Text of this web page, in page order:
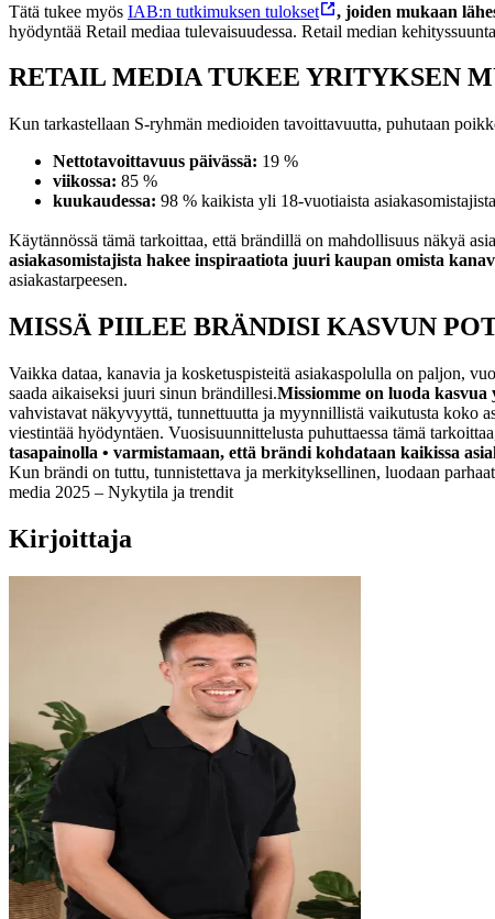
Tätä tukee myös IAB:n tutkimuksen tulokset , joiden mukaan
hyödyntää Retail mediaa tulevaisuudessa. Retail median
RETAIL MEDIA TUKEE YRITYKSEN
Kun tarkastellaan S-ryhmän medioiden tavoittavuutta, puhutaan
Nettotavoittavuus päivässä: 19 %
viikossa: 85 %
kuukaudessa: 98 % kaikista yli 18-vuotiaista
Käytännössä tämä tarkoittaa, että brändillä on mahdollisuus näkyä
asiakasomistajista hakee inspiraatiota juuri kaupan omista
asiakastarpeesen.
MISSÄ PIILEE BRÄNDISI KASVUN
Vaikka dataa, kanavia ja kosketuspisteitä asiakaspolulla on paljon,
saada aikaiseksi juuri sinun brändillesi.Missiomme on luoda
vahvistavat näkyvyyttä, tunnettuutta ja myynnillistä vaikutusta koko
viestintää hyödyntäen. Vuosisuunnittelusta puhuttaessa tämä
tasapainolla • varmistamaan, että brändi kohdataan kaikissa
Kun brändi on tuttu, tunnistettava ja merkityksellinen, luodaan
media 2025 – Nykytila ja trendit
Kirjoittaja